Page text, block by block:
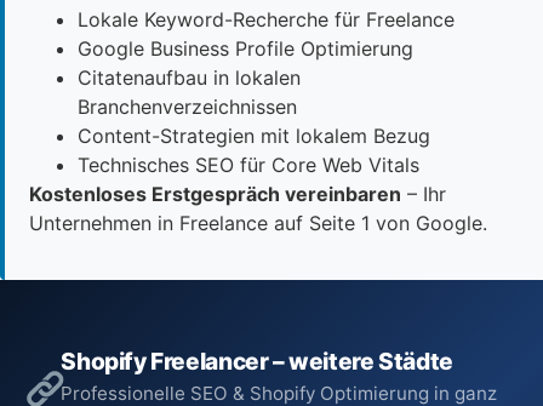
Lokale Keyword-Recherche für Freelance
Google Business Profile Optimierung
Citatenaufbau in lokalen
Branchenverzeichnissen
Content-Strategien mit lokalem Bezug
Technisches SEO für Core Web Vitals
Kostenloses Erstgespräch vereinbaren – Ihr
Unternehmen in Freelance auf Seite 1 von Google.
Shopify Freelancer – weitere Städte
Professionelle SEO & Shopify Optimierung in ganz